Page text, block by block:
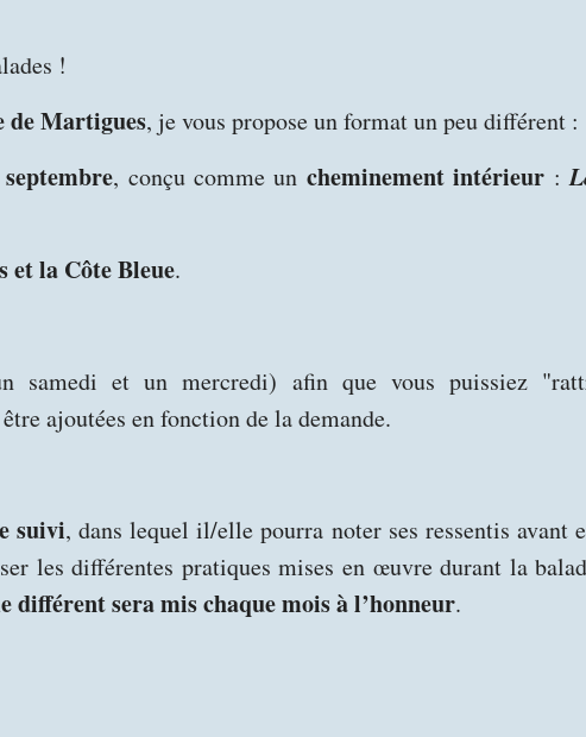
!
de Martigues, je vous propose un format un peu différent :
, conçu comme un cheminement intérieur :
et la Côte Bleue.
samedi et un mercredi) afin que vous puissiez
ajoutées en fonction de la demande.
suivi, dans lequel il/elle pourra noter ses ressentis avant
les différentes pratiques mises en œuvre durant la
différent sera mis chaque mois à l’honneur.